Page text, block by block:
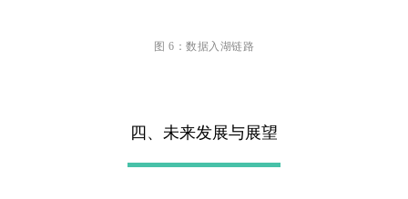
图 6：数据入湖链路
四、未来发展与展望